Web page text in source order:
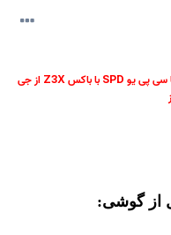
آموزش فارسی سازی و فلش سامسونگ e1200R با سی پی یو SPD با باکس Z3X از جی
از گوشی: